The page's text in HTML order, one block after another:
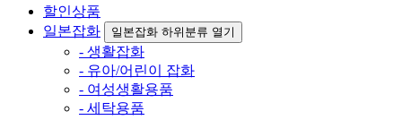
할인상품
일본잡화
일본잡화 하위분류 열기
- 생활잡화
- 유아/어린이 잡화
- 여성생활용품
- 세탁용품